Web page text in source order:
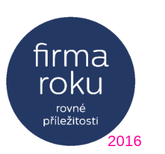
2016